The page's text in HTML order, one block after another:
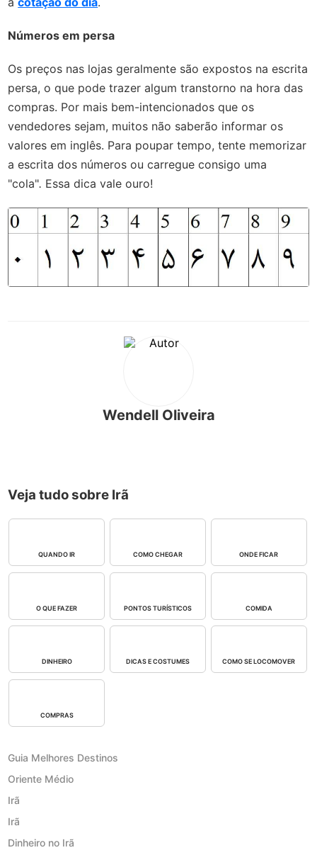
Números em persa
Os preços nas lojas geralmente são expostos na escrita
persa, o que pode trazer algum transtorno na hora das
compras. Por mais bem-intencionados que os
vendedores sejam, muitos não saberão informar os
valores em inglês. Para poupar tempo, tente memorizar
a escrita dos números ou carregue consigo uma
"cola". Essa dica vale ouro!
Wendell Oliveira
Veja tudo sobre Irã
QUANDO IR COMO CHEGAR ONDE FICAR
O QUE FAZER PONTOS TURÍSTICOS COMIDA
DINHEIRO DICAS E COSTUMES COMO SE LOCOMOVER
COMPRAS
Guia Melhores Destinos
Oriente Médio
Irã
Irã
Dinheiro no Irã